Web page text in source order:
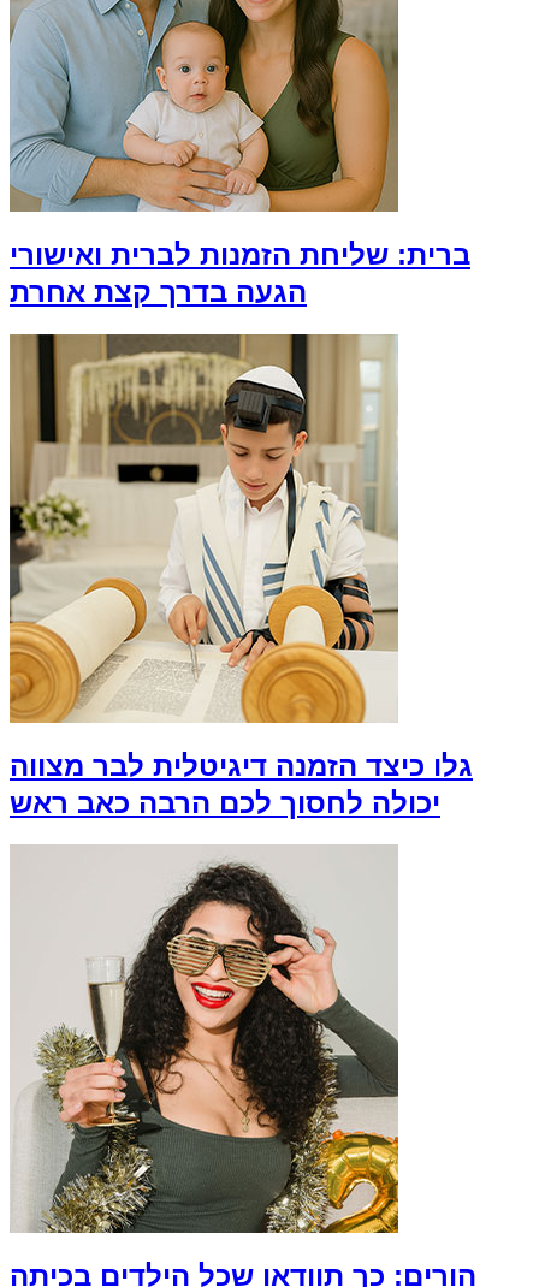
ברית: שליחת הזמנות לברית ואישורי
הגעה בדרך קצת אחרת
גלו כיצד הזמנה דיגיטלית לבר מצווה
יכולה לחסוך לכם הרבה כאב ראש
הורים: כך תוודאו שכל הילדים בכיתה